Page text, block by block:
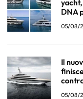
DNA
05/08/
Il
05/08/